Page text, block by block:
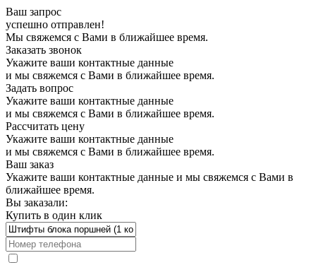
Ваш запрос
успешно отправлен!
Мы свяжемся с Вами в ближайшее время.
Заказать звонок
Укажите ваши контактные данные
и мы свяжемся с Вами в ближайшее время.
Задать вопрос
Укажите ваши контактные данные
и мы свяжемся с Вами в ближайшее время.
Рассчитать цену
Укажите ваши контактные данные
и мы свяжемся с Вами в ближайшее время.
Ваш заказ
Укажите ваши контактные данные и мы свяжемся с Вами в
ближайшее время.
Вы заказали:
Купить в один клик